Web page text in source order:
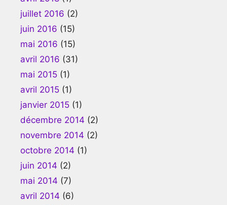
juillet 2016 (2)
juin 2016 (15)
mai 2016 (15)
avril 2016 (31)
mai 2015 (1)
avril 2015 (1)
janvier 2015 (1)
décembre 2014 (2)
novembre 2014 (2)
octobre 2014 (1)
juin 2014 (2)
mai 2014 (7)
avril 2014 (6)